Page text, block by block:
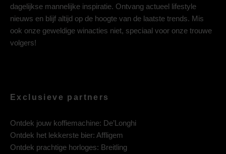
dagelijkse mannelijke inspiratie. Ontvang actueel lifestyle
nieuws en blijf altijd op de hoogte van de laatste trends. Mis
ook onze geweldige winacties niet, speciaal voor onze trouwe
volgers!
Exclusieve partners
Ontdek jouw koffiemachine: De’Longhi
Ontdek het lekkerste bier: Affligem
Ontdek prachtige horloges: Breitling